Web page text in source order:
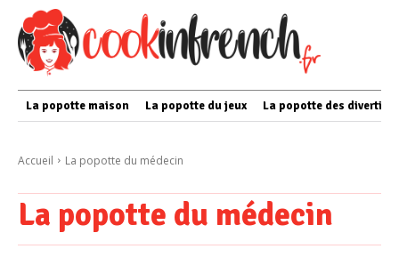
La popotte maison La popotte du jeux La popotte des
La popotte du médecin
Accueil La popotte du médecin